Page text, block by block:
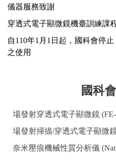
儀器服務致謝
穿透式電子顯微鏡機臺訓練課
自110年1月1日起，國科會停
之使用
國科
場發射穿透式電子顯微鏡
場發射掃描/穿透式電子顯微
奈米壓痕機械性質分析儀